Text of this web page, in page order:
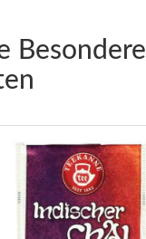
Besondere